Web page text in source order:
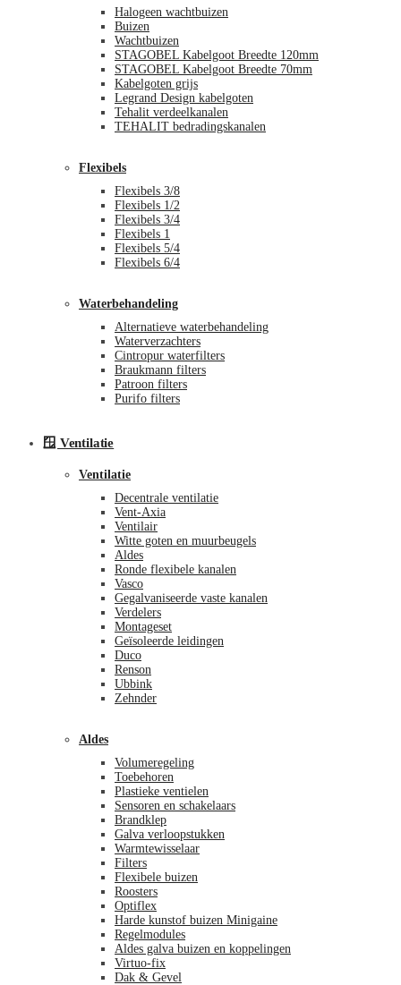
Halogeen wachtbuizen
Buizen
Wachtbuizen
STAGOBEL Kabelgoot Breedte 120mm
STAGOBEL Kabelgoot Breedte 70mm
Kabelgoten grijs
Legrand Design kabelgoten
Tehalit verdeelkanalen
TEHALIT bedradingskanalen
Flexibels
Flexibels 3/8
Flexibels 1/2
Flexibels 3/4
Flexibels 1
Flexibels 5/4
Flexibels 6/4
Waterbehandeling
Alternatieve waterbehandeling
Waterverzachters
Cintropur waterfilters
Braukmann filters
Patroon filters
Purifo filters
🪟 Ventilatie
Ventilatie
Decentrale ventilatie
Vent-Axia
Ventilair
Witte goten en muurbeugels
Aldes
Ronde flexibele kanalen
Vasco
Gegalvaniseerde vaste kanalen
Verdelers
Montageset
Geïsoleerde leidingen
Duco
Renson
Ubbink
Zehnder
Aldes
Volumeregeling
Toebehoren
Plastieke ventielen
Sensoren en schakelaars
Brandklep
Galva verloopstukken
Warmtewisselaar
Filters
Flexibele buizen
Roosters
Optiflex
Harde kunstof buizen Minigaine
Regelmodules
Aldes galva buizen en koppelingen
Virtuo-fix
Dak & Gevel